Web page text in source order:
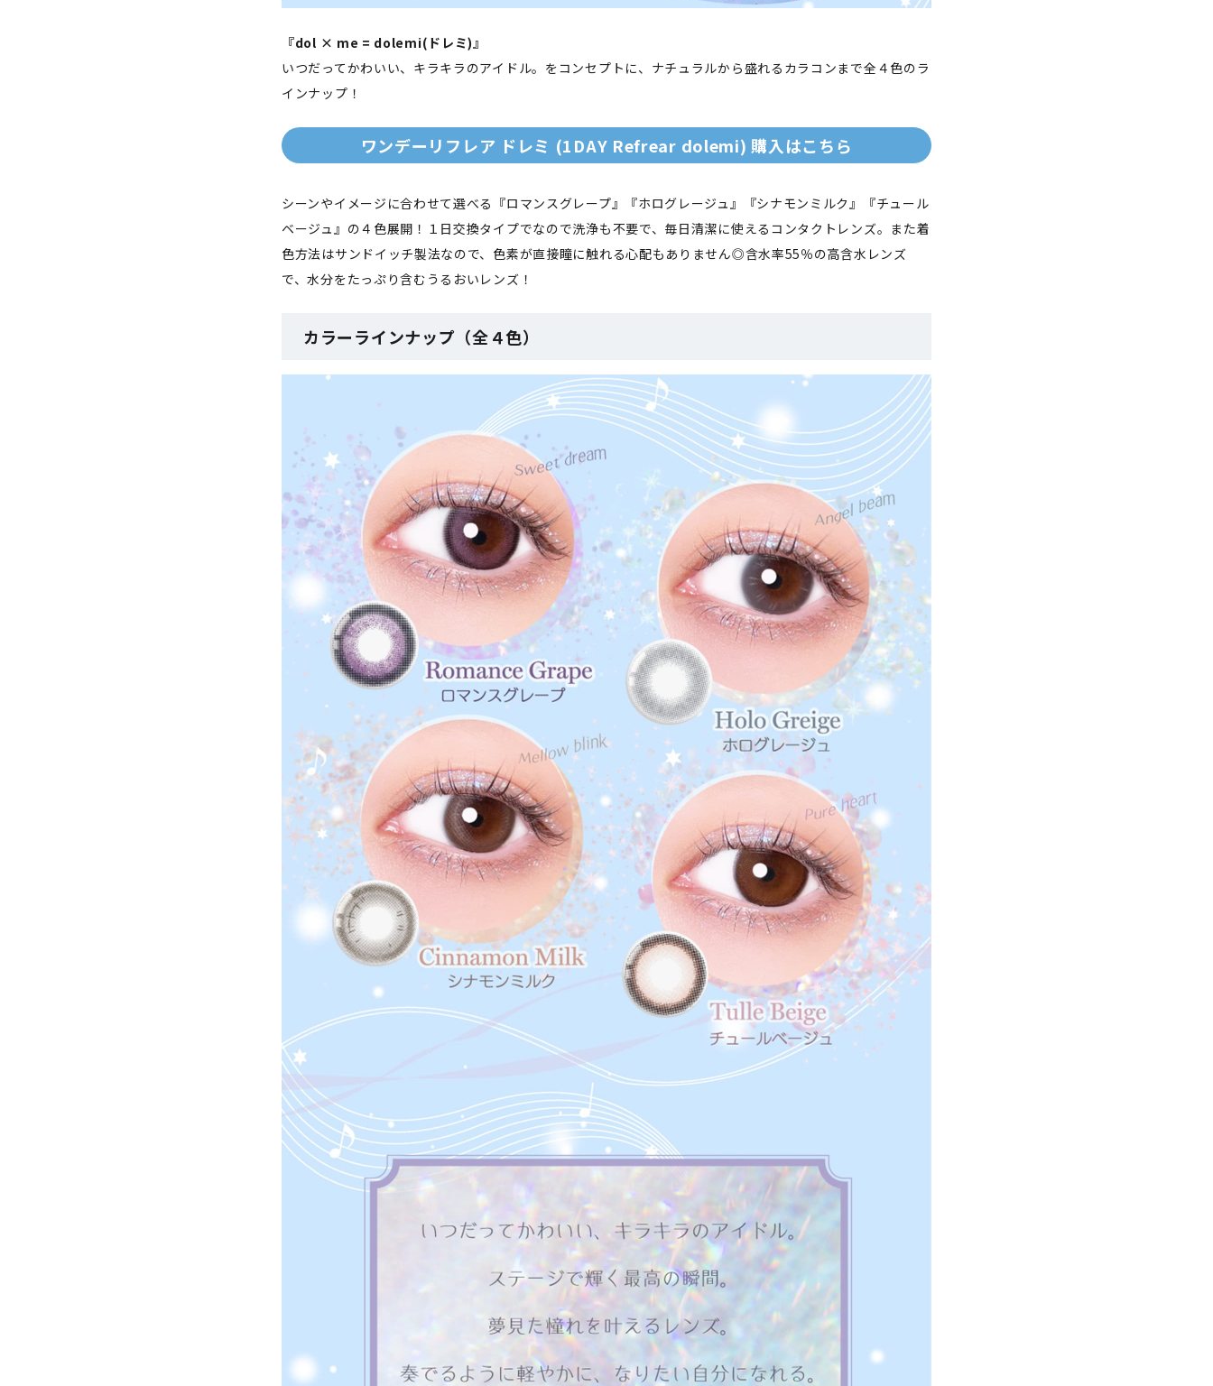
『dol × me = dolemi(ドレミ)』
いつだってかわいい、キラキラのアイドル。をコンセプトに、ナチュラルから盛れるカラコンまで全４色のラ
インナップ！
ワンデーリフレア ドレミ (1DAY Refrear dolemi) 購入はこちら
シーンやイメージに合わせて選べる『ロマンスグレープ』『ホログレージュ』『シナモンミルク』『チュール
ベージュ』の４色展開！１日交換タイプでなので洗浄も不要で、毎日清潔に使えるコンタクトレンズ。また着
色方法はサンドイッチ製法なので、色素が直接瞳に触れる心配もありません◎含水率55％の高含水レンズ
で、水分をたっぷり含むうるおいレンズ！
カラーラインナップ（全４色）